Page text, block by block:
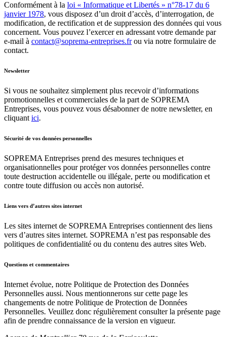
Conformément à la loi « Informatique et Libertés » n°78-17 du 6
janvier 1978, vous disposez d’un droit d’accès, d’interrogation, de
modification, de rectification et de suppression des données qui vous
concernent. Vous pouvez l’exercer en adressant votre demande par
e-mail à contact@soprema-entreprises.frou via notre formulaire de
contact.
Newsletter
Si vous ne souhaitez simplement plus recevoir d’informations
promotionnelles et commerciales de la part de SOPREMA
Entreprises, vous pouvez vous désabonner de notre newsletter, en
cliquant ici.
Sécurité de vos données personnelles
SOPREMA Entreprises prend des mesures techniques et
organisationnelles pour protéger vos données personnelles contre
toute destruction accidentelle ou illégale, perte ou modification et
contre toute diffusion ou accès non autorisé.
Liens vers d’autres sites internet
Les sites internet de SOPREMA Entreprises contiennent des liens
vers d’autres sites internet. SOPREMA n’est pas responsable des
politiques de confidentialité ou du contenu des autres sites Web.
Questions et commentaires
Internet évolue, notre Politique de Protection des Données
Personnelles aussi. Nous mentionnerons sur cette page les
changements de notre Politique de Protection de Données
Personnelles. Veuillez donc régulièrement consulter la présente page
afin de prendre connaissance de la version en vigueur.